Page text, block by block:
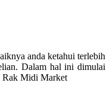
anda ketahui terlebih
Dalam hal ini dimulai
Rak Midi Market